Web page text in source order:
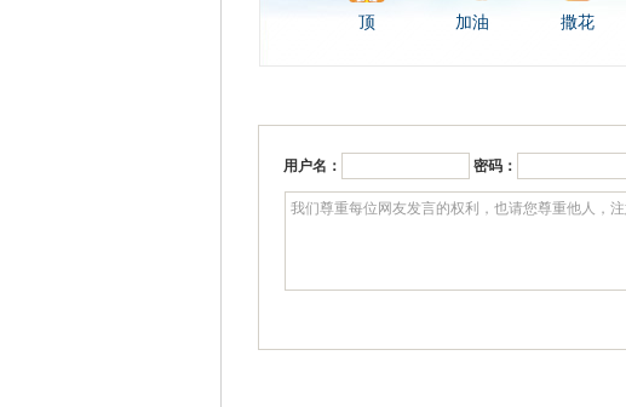
顶 加油 撒花
用户名： 密码：